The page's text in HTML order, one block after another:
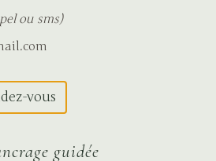
ou sms)
vous
guidée